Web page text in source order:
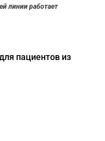
линии работает
пациентов из